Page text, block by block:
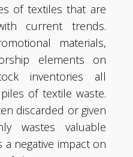
of textiles that are
current trends.
materials,
elements on
inventories all
of textile waste.
discarded or given
wastes valuable
negative impact on